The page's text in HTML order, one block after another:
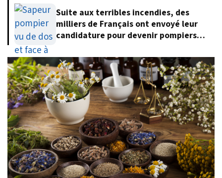
Suite aux terribles incendies, des
milliers de Français ont envoyé leur
candidature pour devenir pompiers